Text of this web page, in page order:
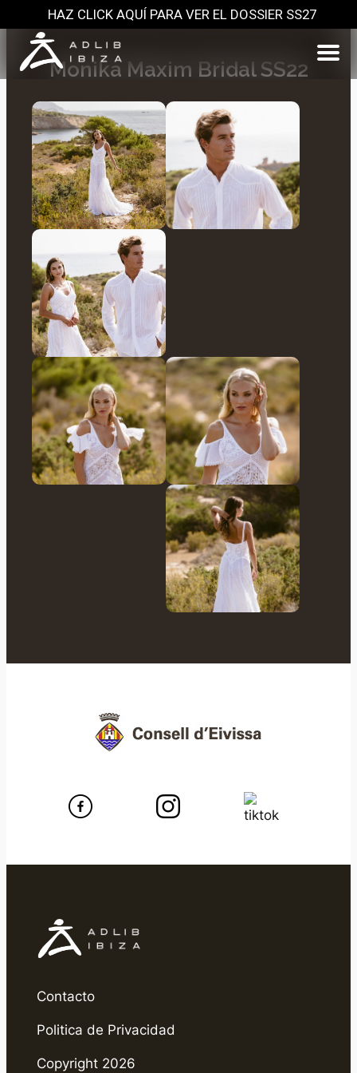
HAZ CLICK AQUÍ PARA VER EL DOSSIER SS27
Monika Maxim Bridal SS22
Contacto
Politica de Privacidad
Copyright 2026